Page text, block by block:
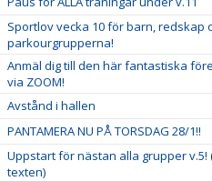
Sportlov vecka 10 för barn, redskap
parkourgrupperna!
Anmäl dig till den här fantastiska
via ZOOM!
Avstånd i hallen
PANTAMERA NU PÅ TORSDAG 28/1!!
Uppstart för nästan alla grupper v.5!
texten)